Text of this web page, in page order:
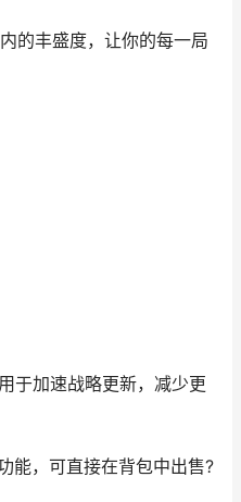
的丰盛度，让你的每一局
于加速战略更新，减少更
能，可直接在背包中出售?